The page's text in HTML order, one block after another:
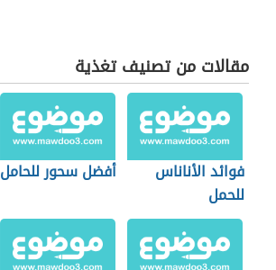
مقالات من تصنيف تغذية
فوائد الأناناس
للحمل
أفضل سحور للحامل